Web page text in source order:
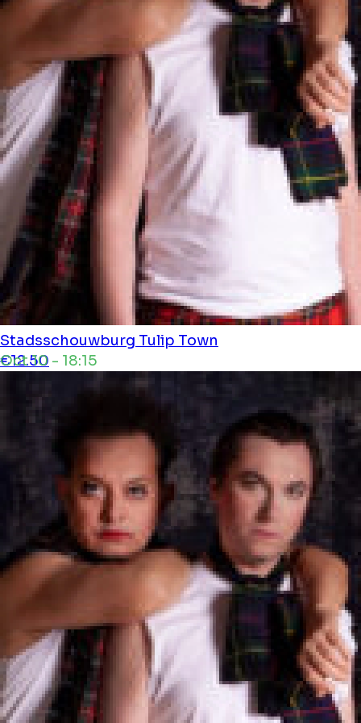
Stadsschouwburg Tulip Town
Oct 10 - 18:15
€12.50